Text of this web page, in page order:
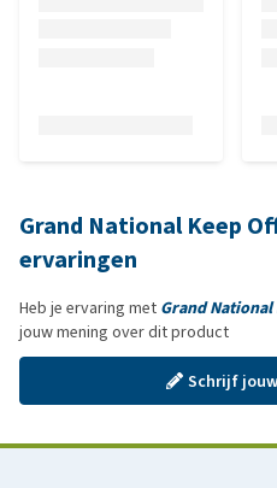
Grand National Keep
ervaringen
Heb je ervaring met Grand
jouw mening over dit product
Schrijf